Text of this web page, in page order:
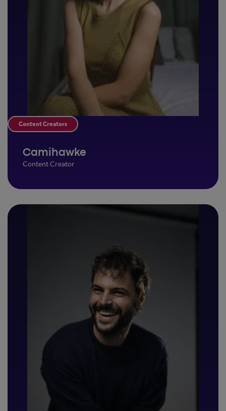
Content Creators
Camihawke
Content Creator